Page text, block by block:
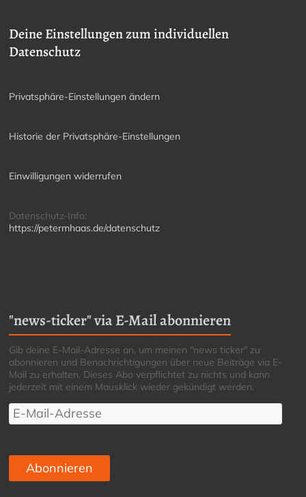
Deine Einstellungen zum individuellen
Datenschutz
Privatsphäre-Einstellungen ändern
Historie der Privatsphäre-Einstellungen
Einwilligungen widerrufen
Datenschutz-Info:
https://petermhaas.de/datenschutz
"news-ticker" via E-Mail abonnieren
Gib deine E-Mail-Adresse an, um meinen "news ticker" zu
abonnieren und Benachrichtigungen über neue Beiträge via E-
Mail zu erhalten. Dieses Abo verpflichtet zu nichts und kann
jederzeit mit einem Mausklick wieder gekündigt werden.
E-
Mail-
Abonnieren